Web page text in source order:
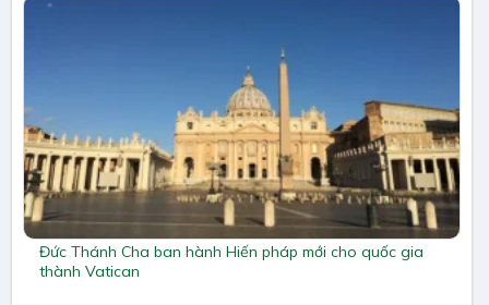
Đức Thánh Cha ban hành Hiến pháp mới cho quốc gia
thành Vatican